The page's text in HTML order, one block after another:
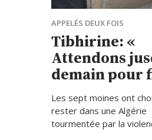
APPELÉS DEUX FOIS
Tibhirine: «
Attendons
demain pour
le camp »
Les sept moines ont
rester dans une Algérie
tourmentée par la